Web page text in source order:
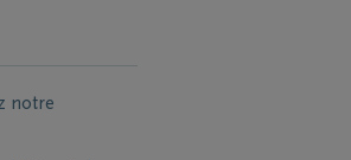
notre